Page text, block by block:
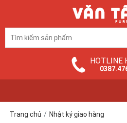
HOTLINE
Trang chủ Nhật ký giao hàng